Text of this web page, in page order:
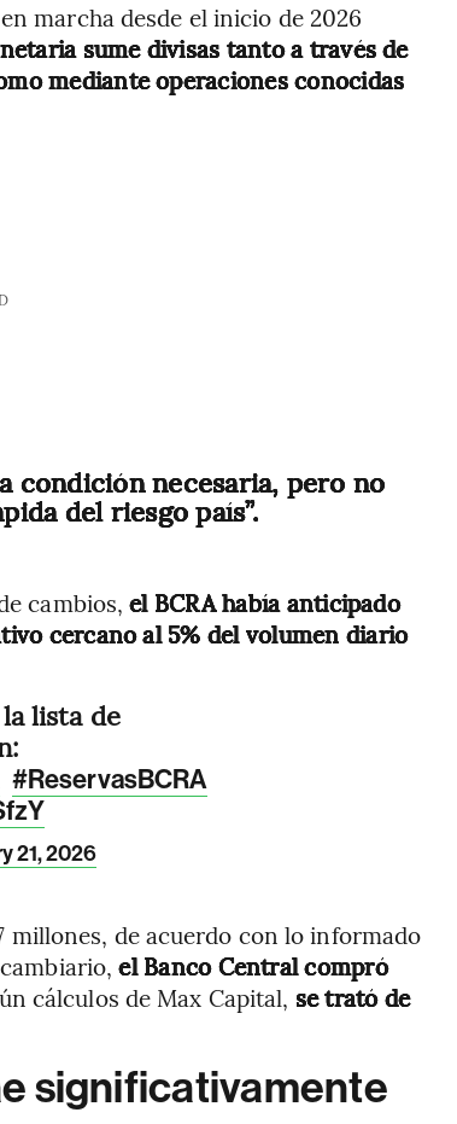
marcha desde el inicio de 2026
sume divisas tanto a través de
mediante operaciones conocidas
condición necesaria, pero no
del riesgo país”.
cambios,el BCRA había anticipado
cercano al 5% del volumen diario
lista de
#ReservasBCRA
21, 2026
millones, de acuerdo con lo informado
el Banco Central compró
cálculos de Max Capital, se trató de
significativamente